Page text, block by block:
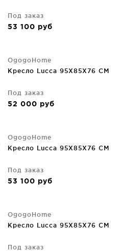
Под заказ
53 100 руб
OgogoHome
Кресло Lucca 95X85X76 CM
Под заказ
52 000 руб
OgogoHome
Кресло Lucca 95X85X76 CM
Под заказ
53 100 руб
OgogoHome
Кресло Lucca 95X85X76 CM
Под заказ